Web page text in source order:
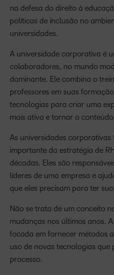
na defesa do direito à
políticas de inclusão no
universidades.
A universidade corporativa é
colaboradores, no mundo
dominante. Ele combina o
professores em suas
tecnologias para criar uma
mais ativa e tornar o
As universidades corporativas
importante da estratégia de
décadas. Eles são
líderes de uma empresa e
que eles precisam para ter
Não se trata de um conceito
mudanças nos últimos anos.
focada em fornecer métodos
uso de novas tecnologias que
processo.